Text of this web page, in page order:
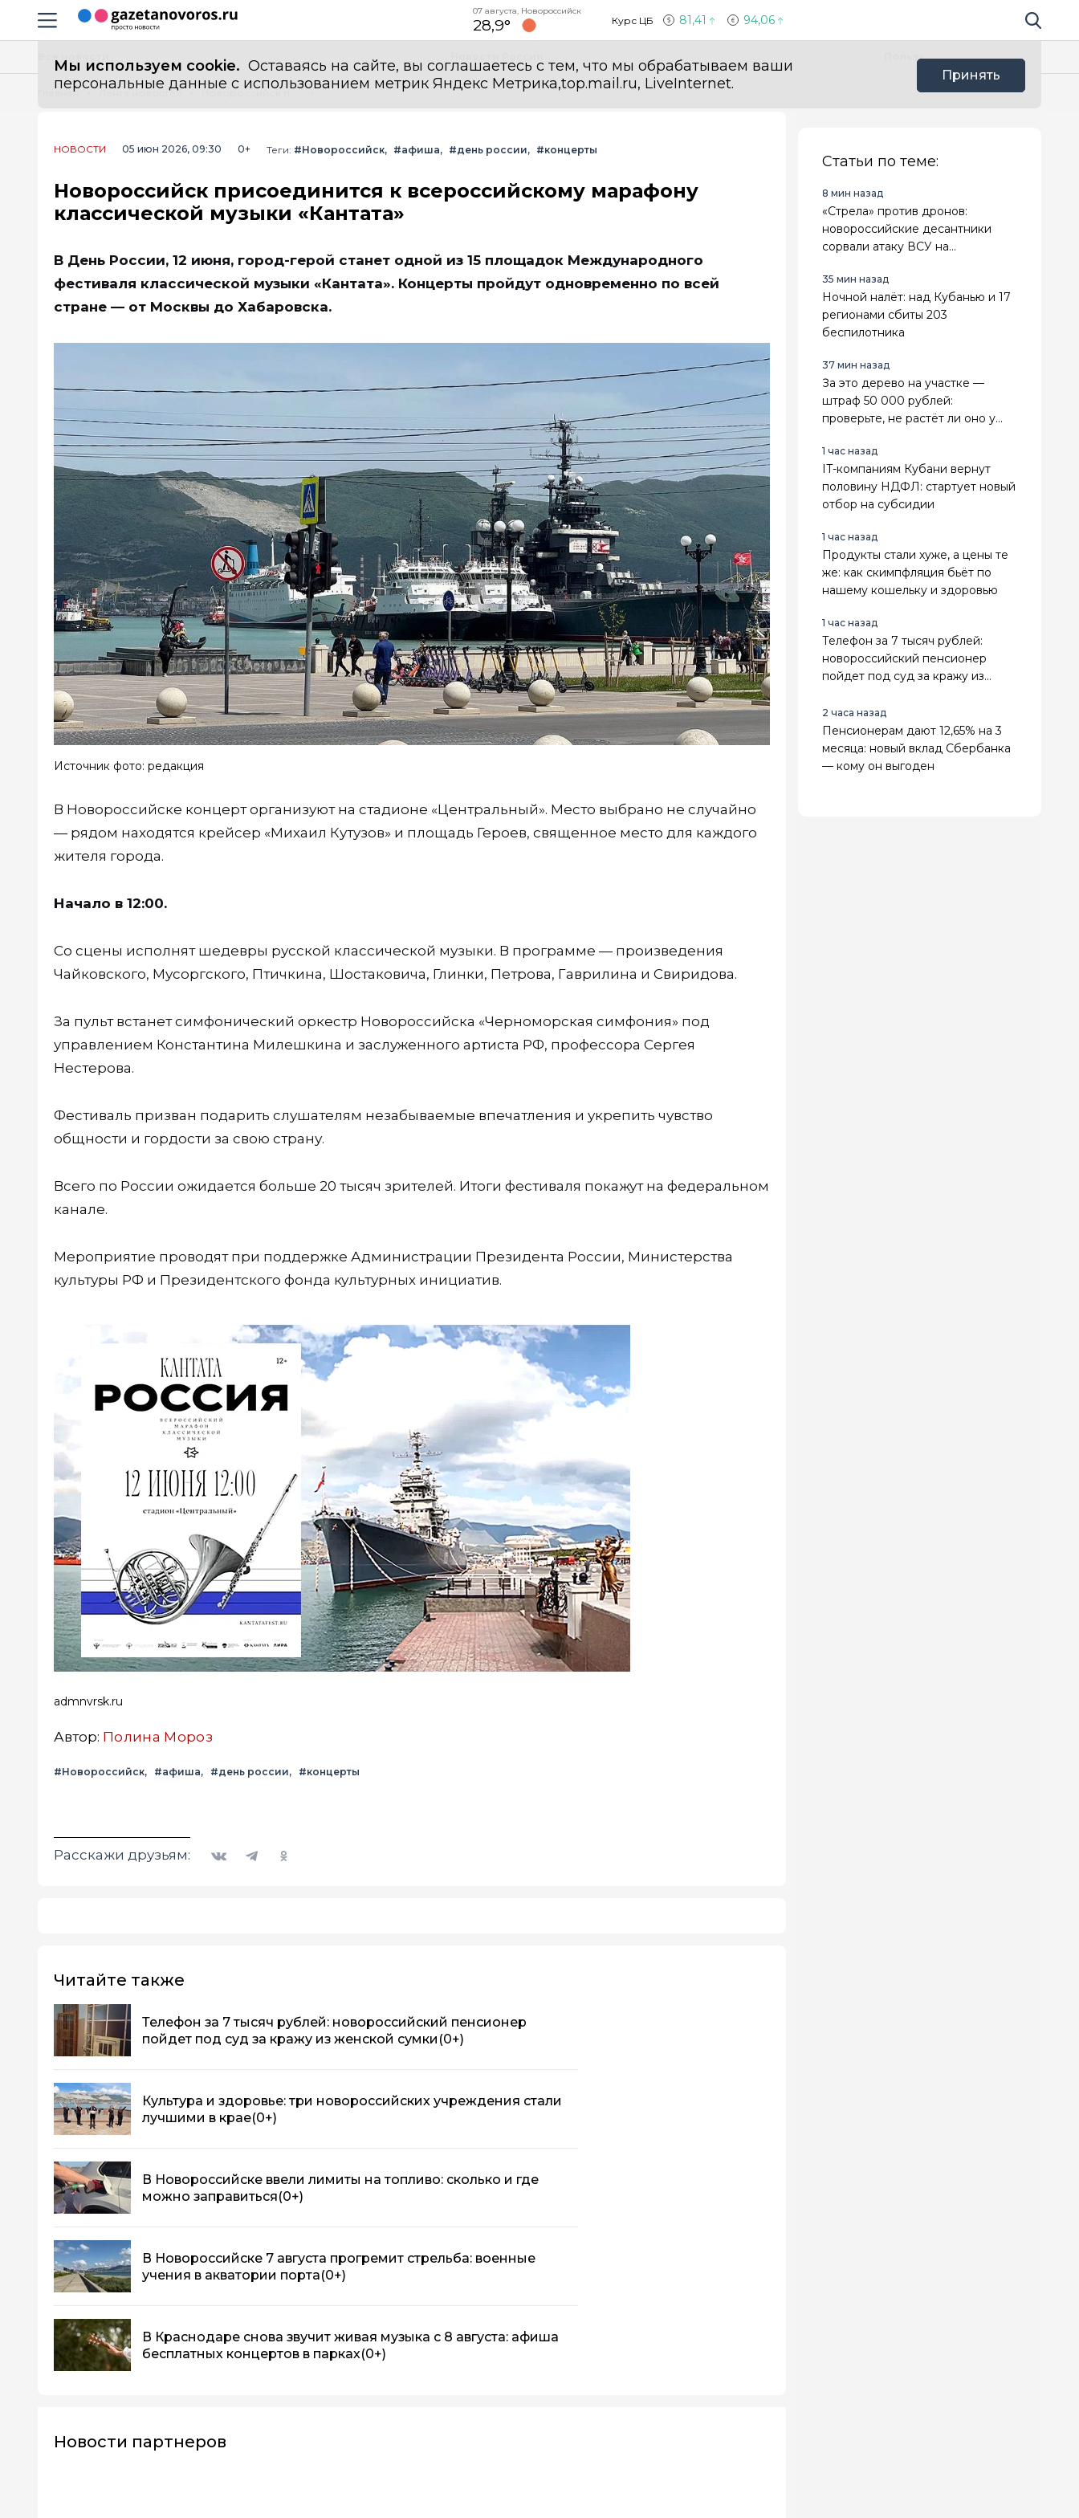
Навигация сайта
07 августа, Новороссийск
28,9° Курс ЦБ 81,41 94,06 Поиск по
Мы используем cookie. Оставаясь на сайте, вы соглашаетесь с тем, что мы обрабатываем ваши
персональные данные с использованием метрик Яндекс Метрика,top.mail.ru, LiveInternet.
Принять
Польза
Главная Лента новостей Новороссийск присоединится к всероссийскому марафону классической музыки «Кантата»
НОВОСТИ 05 июн 2026, 09:30 0+ Теги: #Новороссийск #афиша #день россии #концерты
Новороссийск присоединится к всероссийскому марафону
классической музыки «Кантата»
В День России, 12 июня, город-герой станет одной из 15 площадок Международного
фестиваля классической музыки «Кантата». Концерты пройдут одновременно по всей
стране — от Москвы до Хабаровска.
Источник фото: редакция
В Новороссийске концерт организуют на стадионе «Центральный». Место выбрано не случайно
— рядом находятся крейсер «Михаил Кутузов» и площадь Героев, священное место для каждого
жителя города.
Начало в 12:00.
Со сцены исполнят шедевры русской классической музыки. В программе — произведения
Чайковского, Мусоргского, Птичкина, Шостаковича, Глинки, Петрова, Гаврилина и Свиридова.
За пульт встанет симфонический оркестр Новороссийска «Черноморская симфония» под
управлением Константина Милешкина и заслуженного артиста РФ, профессора Сергея
Нестерова.
Фестиваль призван подарить слушателям незабываемые впечатления и укрепить чувство
общности и гордости за свою страну.
Всего по России ожидается больше 20 тысяч зрителей. Итоги фестиваля покажут на федеральном
канале.
Мероприятие проводят при поддержке Администрации Президента России, Министерства
культуры РФ и Президентского фонда культурных инициатив.
admnvrsk.ru
Автор: Полина Мороз
#Новороссийск #афиша #день россии #концерты
Расскажи друзьям:
Читайте также
Телефон за 7 тысяч рублей: новороссийский пенсионер
пойдет под суд за кражу из женской сумки (0+)
Культура и здоровье: три новороссийских учреждения стали
лучшими в крае(0+)
В Новороссийске ввели лимиты на топливо: сколько и где
можно заправиться(0+)
В Новороссийске 7 августа прогремит стрельба: военные
учения в акватории порта(0+)
В Краснодаре снова звучит живая музыка с 8 августа: афиша
бесплатных концертов в парках(0+)
Новости партнеров
Статьи по теме:
8 мин назад
«Стрела» против дронов:
новороссийские десантники
сорвали атаку ВСУ на
35 мин назад
Ночной налёт: над Кубанью и 17
регионами сбиты 203
беспилотника
37 мин назад
За это дерево на участке —
штраф 50 000 рублей:
проверьте, не растёт ли оно у
1 час назад
IT-компаниям Кубани вернут
половину НДФЛ: стартует новый
отбор на субсидии
1 час назад
Продукты стали хуже, а цены те
же: как скимпфляция бьёт по
нашему кошельку и здоровью
1 час назад
Телефон за 7 тысяч рублей:
новороссийский пенсионер
пойдет под суд за кражу из
2 часа назад
Пенсионерам дают 12,65% на 3
месяца: новый вклад Сбербанка
— кому он выгоден